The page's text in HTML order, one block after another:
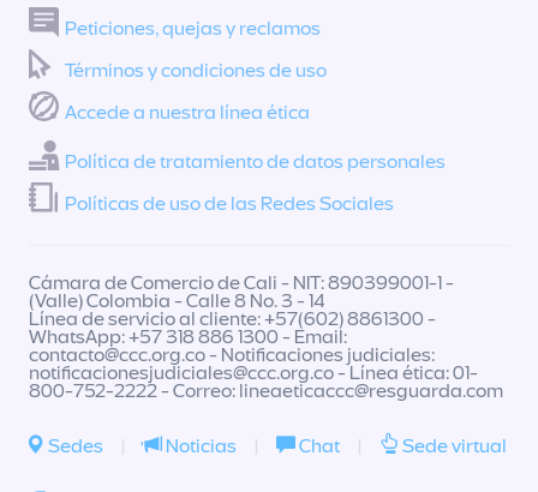
Peticiones, quejas y reclamos
Términos y condiciones de uso
Accede a nuestra línea ética
Política de tratamiento de datos personales
Políticas de uso de las Redes Sociales
Cámara de Comercio de Cali - NIT: 890399001-1 -
(Valle) Colombia - Calle 8 No. 3 - 14
Línea de servicio al cliente: +57(602) 8861300 -
WhatsApp: +57 318 886 1300 - Email:
contacto@ccc.org.co- Notificaciones judiciales:
notificacionesjudiciales@ccc.org.co- Línea ética: 01-
800-752-2222 - Correo: lineaeticaccc@resguarda.com
Sedes | Noticias | Chat | Sede virtual